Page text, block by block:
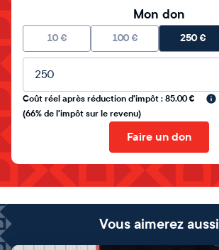
Mon don
10 € 100 € 250€
Montant libre
Coût réel après réduction d'impôt : 85.00 €
(66% de l'impôt sur le revenu)
Faire un don
Vous aimerez aussi